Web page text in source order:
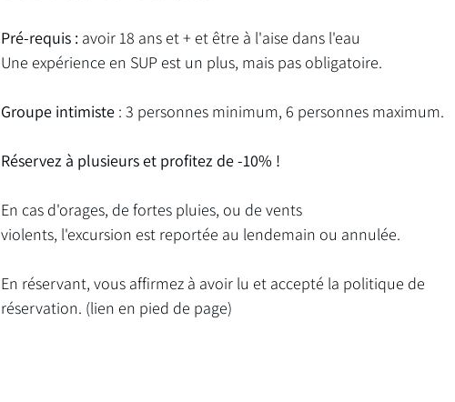
Pré-requis : avoir 18 ans et + et être à l'aise dans l'eau
Une expérience en SUP est un plus, mais pas obligatoire.
Groupe intimiste : 3 personnes minimum, 6 personnes maximum.
Réservez à plusieurs et profitez de -10% !
En cas d'orages, de fortes pluies, ou de vents
violents, l'excursion est reportée au lendemain ou annulée.
En réservant, vous affirmez à avoir lu et accepté la politique de
réservation. (lien en pied de page)